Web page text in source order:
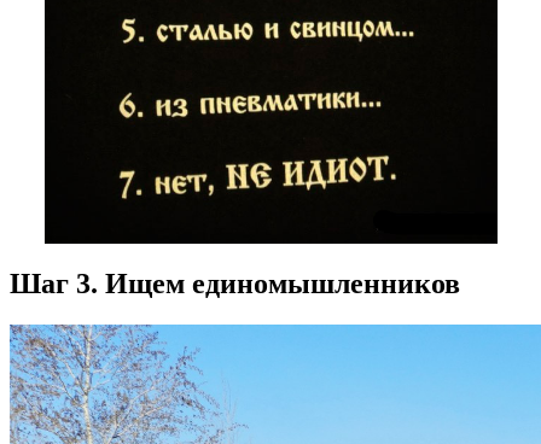
Шаг 3. Ищем единомышленников